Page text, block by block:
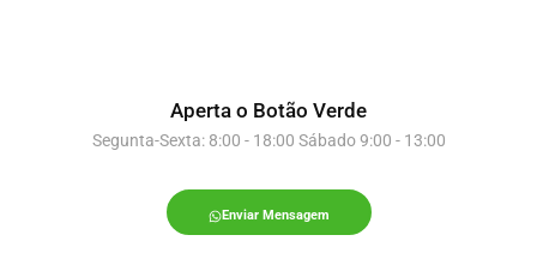
Aperta o Botão Verde
Segunta-Sexta: 8:00 - 18:00 Sábado 9:00 - 13:00
Enviar Mensagem